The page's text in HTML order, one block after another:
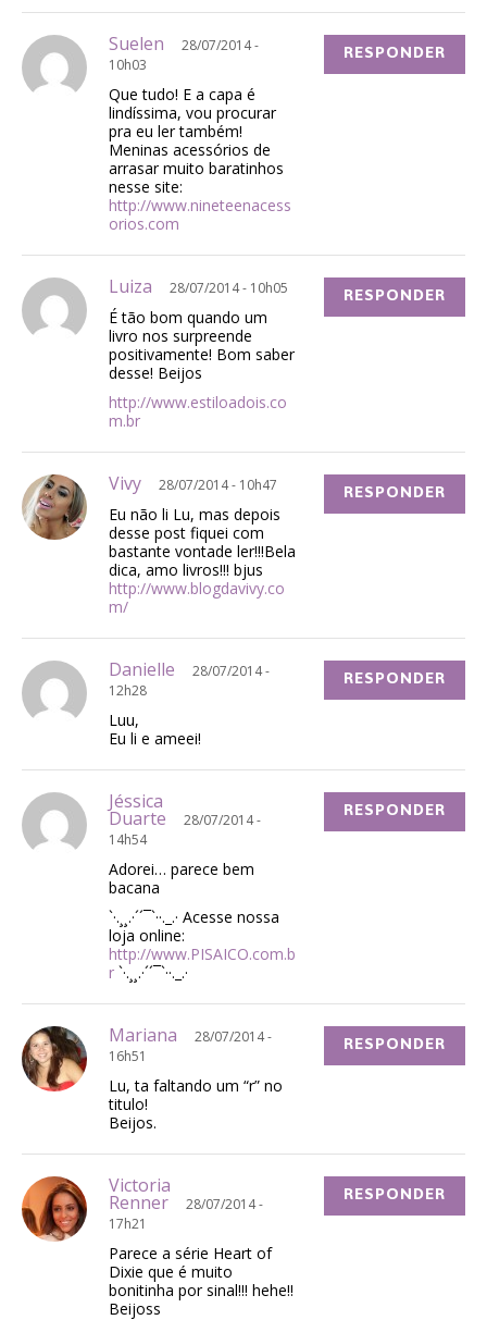
Suelen
28/07/2014 -
10h03
Que tudo! E a capa é
lindíssima, vou procurar
pra eu ler também!
Meninas acessórios de
arrasar muito baratinhos
nesse site:
http://www.nineteenacess
orios.com
RESPONDER
Luiza 28/07/2014 - 10h05
É tão bom quando um
livro nos surpreende
positivamente! Bom saber
desse! Beijos
http://www.estiloadois.co
m.br
RESPONDER
Vivy 28/07/2014 - 10h47
Eu não li Lu, mas depois
desse post fiquei com
bastante vontade ler!!!Bela
dica, amo livros!!! bjus
http://www.blogdavivy.co
m/
RESPONDER
Danielle
28/07/2014 -
12h28
Luu,
Eu li e ameei!
RESPONDER
Jéssica
Duarte
28/07/2014 -
14h54
Adorei… parece bem
bacana
`·.¸¸.·´´¯`··._.· Acesse nossa
loja online:
http://www.PISAICO.com.b
r `·.¸¸.·´´¯`··._.·
RESPONDER
Mariana
28/07/2014 -
16h51
Lu, ta faltando um “r” no
titulo!
Beijos.
RESPONDER
Victoria
Renner
28/07/2014 -
17h21
Parece a série Heart of
Dixie que é muito
bonitinha por sinal!!! hehe!!
Beijoss
RESPONDER